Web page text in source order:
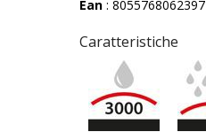
Ean : 8055768062397
Caratteristiche